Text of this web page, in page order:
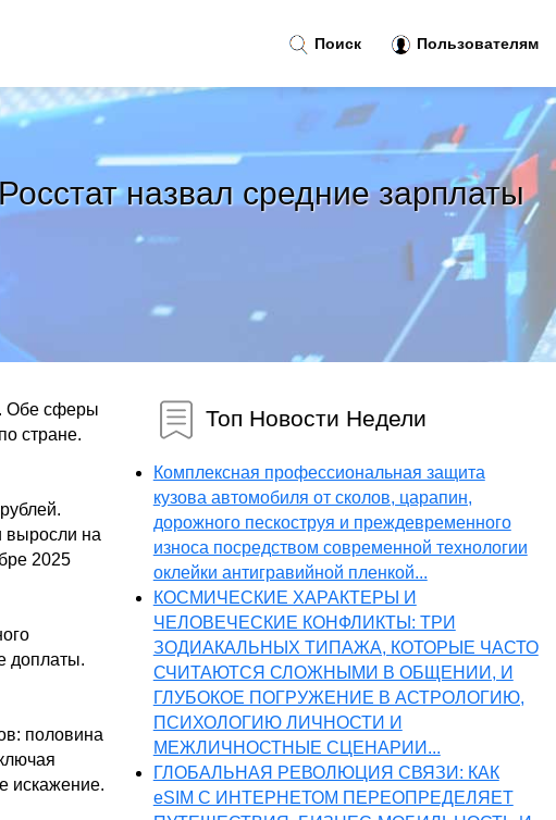
назвал средние зарплаты
Обе сферы
стране.
выросли на
2025
доплаты.
половина
искажение.
Топ Новости Недели
Комплексная профессиональная защита
кузова автомобиля от сколов, царапин,
дорожного пескоструя и преждевременного
износа посредством современной технологии
оклейки антигравийной пленкой...
КОСМИЧЕСКИЕ ХАРАКТЕРЫ И
ЧЕЛОВЕЧЕСКИЕ КОНФЛИКТЫ: ТРИ
ЗОДИАКАЛЬНЫХ ТИПАЖА, КОТОРЫЕ ЧАСТО
СЧИТАЮТСЯ СЛОЖНЫМИ В ОБЩЕНИИ, И
ГЛУБОКОЕ ПОГРУЖЕНИЕ В АСТРОЛОГИЮ,
ПСИХОЛОГИЮ ЛИЧНОСТИ И
МЕЖЛИЧНОСТНЫЕ СЦЕНАРИИ...
ГЛОБАЛЬНАЯ РЕВОЛЮЦИЯ СВЯЗИ: КАК
eSIM С ИНТЕРНЕТОМ ПЕРЕОПРЕДЕЛЯЕТ
Поиск Пользователям